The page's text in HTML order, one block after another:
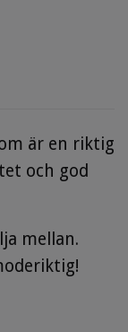
är en riktig
och god
mellan.